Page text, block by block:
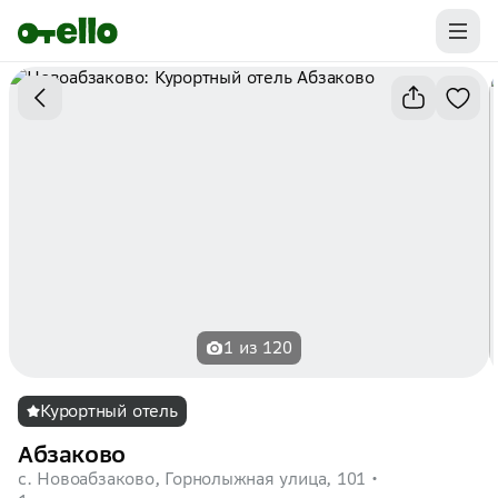
Промокоды на первую бронь уже ваши.
Забирайте выгоду
1 из 120
Курортный отель
Абзаково
с. Новоабзаково, Горнолыжная улица, 101